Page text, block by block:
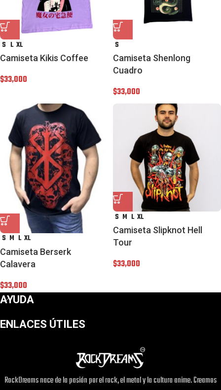
S L XL
Camiseta Kikis Coffee
$33,000
S
Camiseta Shenlong
Cuadro
$33,000
S M L XL
Camiseta Berserk
Calavera
$33,000
S M L XL
Camiseta Slipknot Hell
Tour
$33,000
AYUDA
ENLACES ÚTILES
RockDreams nace de la pasión por el rock, el metal y la cultura anime. Creamos